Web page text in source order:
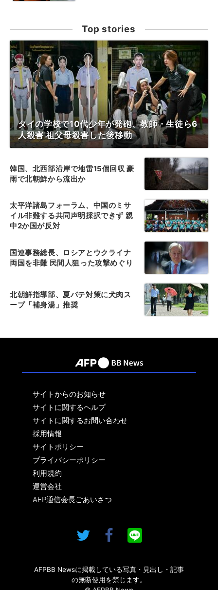
Top stories
タイの学校で10代少年が発砲、教師・生徒ら6
人殺害 祖父母殺害した後移動
韓国、北西部沿岸で地雷15個回収 豪
雨で北朝鮮から流出か
太平洋諸島フォーラム、中国のミサ
イル非難する共同声明採択できず 親
中2か国が反対
国連事務総長、ロシアとウクライナ
両国を非難 民間人狙った攻撃めぐり
北朝鮮指導部、夏バテ対策に犬肉ス
ープ「補身湯」推奨
サイトからのお知らせ
サイトに関するヘルプ
サイトに関するお問い合わせ
採用情報
サイトポリシー
プライバシーポリシー
利用規約
運営会社
AFP通信会長ごあいさつ
AFPBB Newsに掲載している写真・見出し・記事
の無断使用を禁じます。